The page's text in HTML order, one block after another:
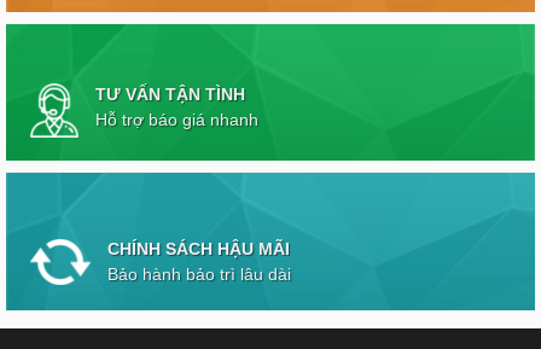
TƯ VẤN TẬN TÌNH
Hỗ trợ báo giá nhanh
CHÍNH SÁCH HẬU MÃI
Bảo hành bảo trì lâu dài